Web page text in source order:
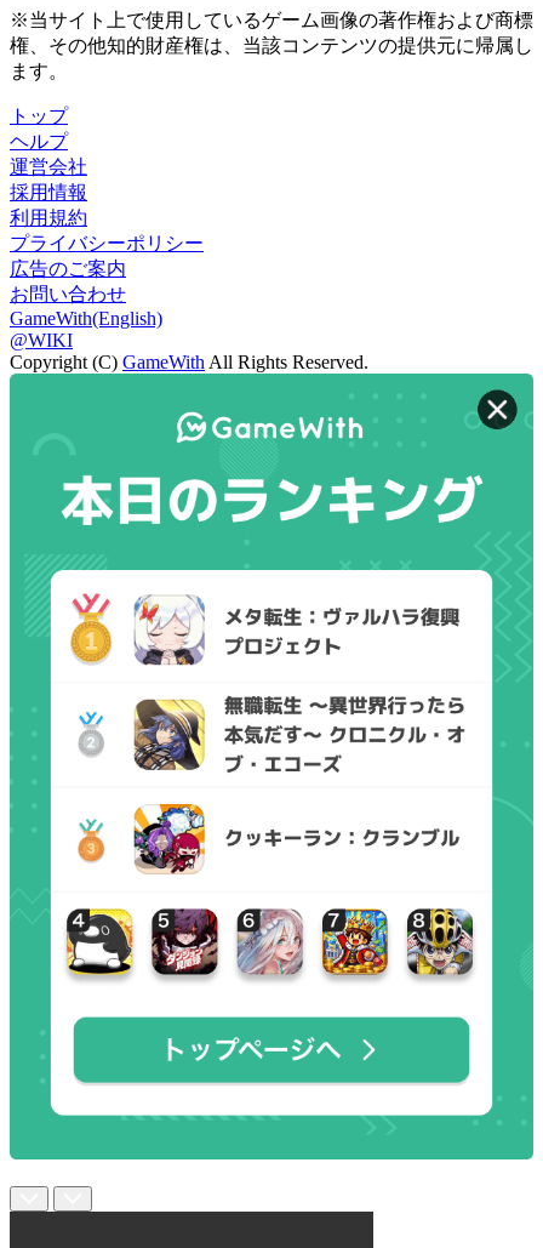
※当サイト上で使用しているゲーム画像の著作権および商標
権、その他知的財産権は、当該コンテンツの提供元に帰属し
ます。
トップ
ヘルプ
運営会社
採用情報
利用規約
プライバシーポリシー
広告のご案内
お問い合わせ
GameWith(English)
@WIKI
Copyright (C) GameWith All Rights Reserved.